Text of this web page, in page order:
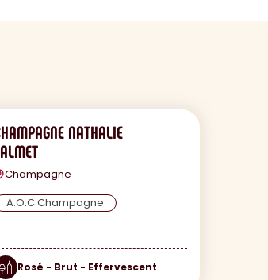
NATHALIE
Champagne
A.O.C Champagne
Rosé - Brut - Effervescent